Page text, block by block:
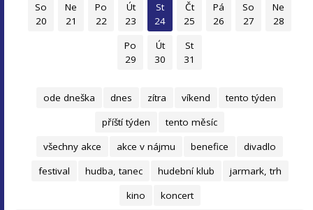
So
20
Ne
21
Po
22
Út
23
St
24
Čt
25
Pá
26
So
27
Ne
28
Po
29
Út
30
St
31
ode dneška dnes zítra víkend
tento týden
příští týden
tento měsíc
všechny akce
akce v nájmu benefice
divadlo
festival
hudba, tanec hudební klub
jarmark, trh
kino
koncert